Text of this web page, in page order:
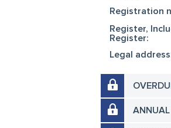
Registration
Register,
Register:
Legal